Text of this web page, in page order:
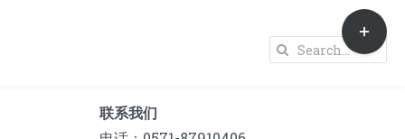
Search
联系我们
Toggle
Sliding